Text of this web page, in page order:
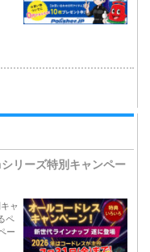
リーズ特別キャンペー
ャ
ペ
ー